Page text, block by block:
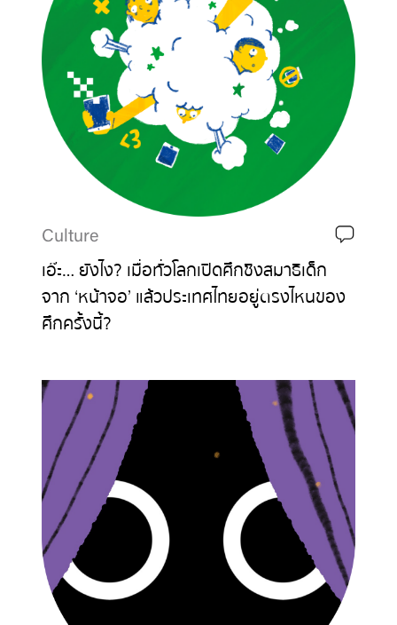
Culture
เอ๊ะ… ยังไง? เมื่อทั่วโลกเปิดศึกชิงสมาธิเด็ก
จาก ‘หน้าจอ’ แล้วประเทศไทยอยู่ตรงไหนของ
ศึกครั้งนี้?